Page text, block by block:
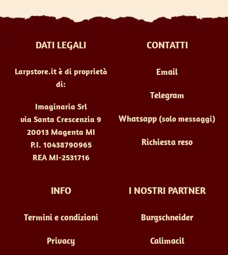
essere
nella
del
prodotto
DATI LEGALI
Larpstore.it è di proprietà
di:
Imaginaria Srl
via Santa Crescenzia 9
20013 Magenta MI
P.I. 10438790965
REA MI-2531716
CONTATTI
Email
Telegram
Whatsapp (solo messaggi)
Richiesta reso
INFO
Termini e condizioni
Privacy
I NOSTRI PARTNER
Burgschneider
Calimacil